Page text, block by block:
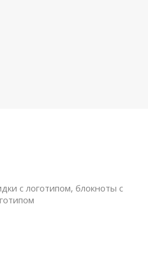
с логотипом, блокноты с